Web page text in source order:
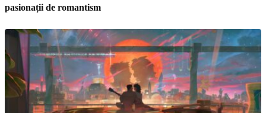
pasionații de romantism